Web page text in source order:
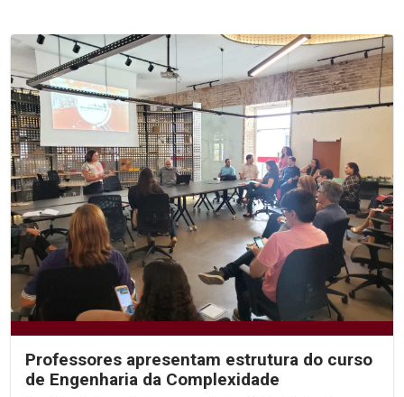
Professores apresentam estrutura do curso
de Engenharia da Complexidade